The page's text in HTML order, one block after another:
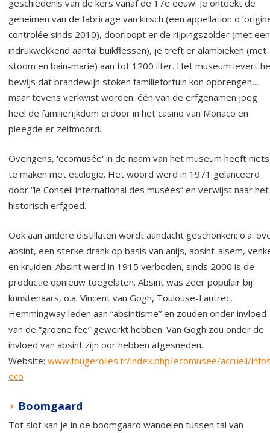
geschiedenis van de kers vanaf de 17e eeuw. Je ontdekt de
geheimen van de fabricage van kirsch (een appellation d
controlée sinds 2010), doorloopt er de rijpingszolder (met een
indrukwekkend aantal buikflessen), je treft er alambieken (met
stoom en bain-marie) aan tot 1200 liter. Het museum levert
bewijs dat brandewijn stoken familiefortuin kon opbrengen,…
maar tevens verkwist worden: één van de erfgenamen joeg
heel de familierijkdom erdoor in het casino van Monaco en
pleegde er zelfmoord.
Overigens, 'ecomusée' in de naam van het museum heeft niets
te maken met ecologie. Het woord werd in 1971 gelanceerd
door “le Conseil international des musées” en verwijst naar het
historisch erfgoed.
Ook aan andere distillaten wordt aandacht geschonken; o.a.
absint, een sterke drank op basis van anijs, absint-alsem,
en kruiden. Absint werd in 1915 verboden, sinds 2000 is de
productie opnieuw toegelaten. Absint was zeer populair bij
kunstenaars, o.a. Vincent van Gogh, Toulouse-Lautrec,
Hemmingway leden aan “absintisme” en zouden onder invloed
van de “groene fee” gewerkt hebben. Van Gogh zou onder de
invloed van absint zijn oor hebben afgesneden.
Website: www.fougerolles.fr/index.php/ecomusee/accueil/
eco
Boomgaard
Tot slot kan je in de boomgaard wandelen tussen tal van